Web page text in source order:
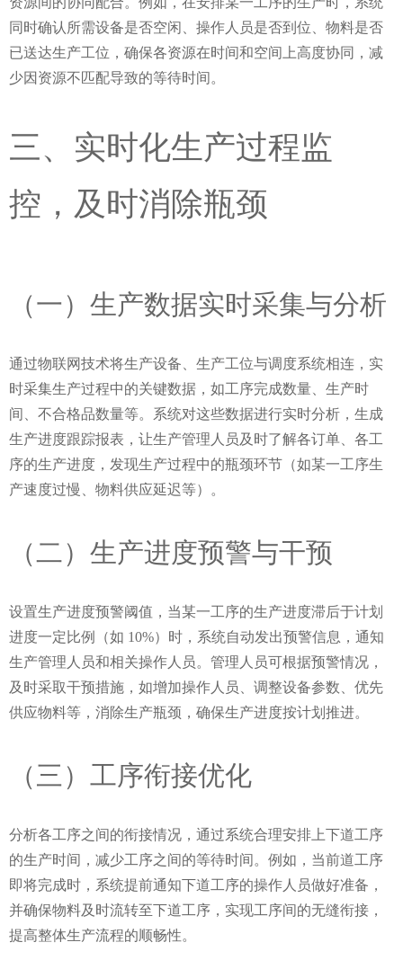
同时确认所需设备是否空闲、操作人员是否到位、物料是否
已送达生产工位，确保各资源在时间和空间上高度协同，减
少因资源不匹配导致的等待时间。
三、实时化生产过程监
控，及时消除瓶颈
（一）生产数据实时采集与分析
通过物联网技术将生产设备、生产工位与调度系统相连，实
时采集生产过程中的关键数据，如工序完成数量、生产时
间、不合格品数量等。系统对这些数据进行实时分析，生成
生产进度跟踪报表，让生产管理人员及时了解各订单、各工
序的生产进度，发现生产过程中的瓶颈环节（如某一工序生
产速度过慢、物料供应延迟等）。
（二）生产进度预警与干预
设置生产进度预警阈值，当某一工序的生产进度滞后于计划
进度一定比例（如 10%）时，系统自动发出预警信息，通知
生产管理人员和相关操作人员。管理人员可根据预警情况，
及时采取干预措施，如增加操作人员、调整设备参数、优先
供应物料等，消除生产瓶颈，确保生产进度按计划推进。
（三）工序衔接优化
分析各工序之间的衔接情况，通过系统合理安排上下道工序
的生产时间，减少工序之间的等待时间。例如，当前道工序
即将完成时，系统提前通知下道工序的操作人员做好准备，
并确保物料及时流转至下道工序，实现工序间的无缝衔接，
提高整体生产流程的顺畅性。